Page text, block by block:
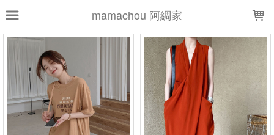
mamachou 阿綢家
上架時間 銷售件數
樣式尺寸篩選
全部樣式 黑 白 杏
灰
藍
綠 粉 咖
米白